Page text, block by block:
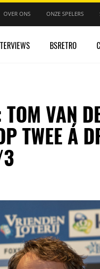
OVER ONS ONZE SPELERS
BSRETRO
VAN
TWEE Á